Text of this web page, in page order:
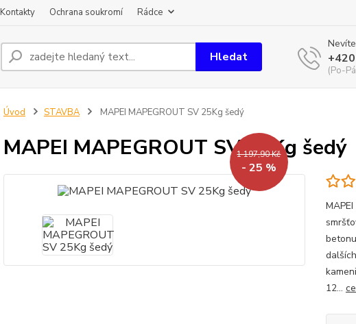
Kontakty Ochrana soukromí Rádce
Hledat
(Po-
Úvod STAVBA MAPEI MAPEGROUT SV 25Kg šedý
MAPEI MAPEGROUT SV 25Kg šedý
1 197,90 Kč
- 25 %
12...